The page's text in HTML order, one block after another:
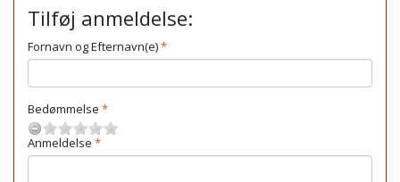
Tilføj anmeldelse:
Fornavn og Efternavn(e)
Bedømmelse
Anmeldelse